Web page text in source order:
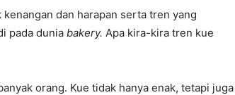
dan harapan serta tren yang
pada dunia bakery. Apa kira-kira tren kue
orang. Kue tidak hanya enak, tetapi juga